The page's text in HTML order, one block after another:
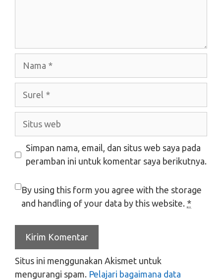
Situs
Simpan nama, email, dan situs web saya pada
peramban ini untuk komentar saya berikutnya.
By using this form you agree with the storage
and handling of your data by this website. *
Situs ini menggunakan Akismet untuk
mengurangi spam. Pelajari bagaimana data